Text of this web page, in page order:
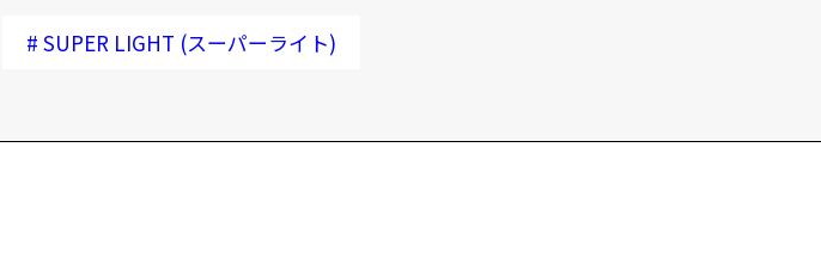
# SUPER LIGHT (スーパーライト)